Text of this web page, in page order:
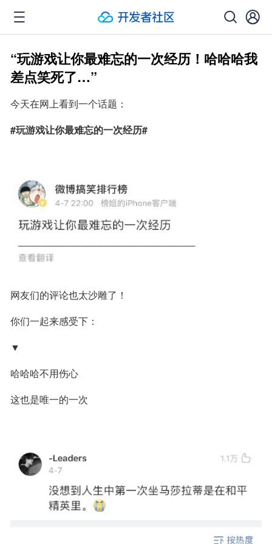
“玩游戏让你最难忘的一次经历！哈哈哈我
差点笑死了…”
今天在网上看到一个话题：
#玩游戏让你最难忘的一次经历#
网友们的评论也太沙雕了！
你们一起来感受下：
▼
哈哈哈不用伤心
这也是唯一的一次